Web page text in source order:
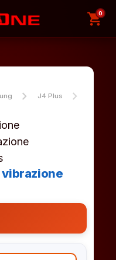
shopping_cart
0
J4 Plus